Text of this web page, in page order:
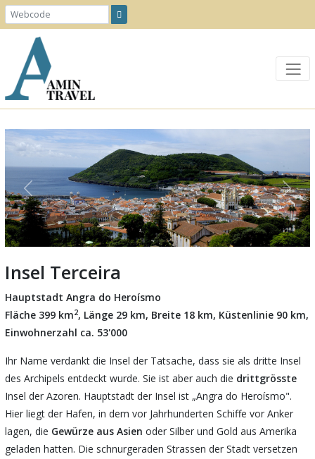
Previous Next
Insel Terceira
Hauptstadt Angra do Heroísmo
Fläche 399 km2, Länge 29 km, Breite 18 km, Küstenlinie 90 km,
Einwohnerzahl ca. 53'000
Ihr Name verdankt die Insel der Tatsache, dass sie als dritte Insel
des Archipels entdeckt wurde. Sie ist aber auch die drittgrösste
Insel der Azoren. Hauptstadt der Insel ist „Angra do Heroísmo".
Hier liegt der Hafen, in dem vor Jahrhunderten Schiffe vor Anker
lagen, die Gewürze aus Asien oder Silber und Gold aus Amerika
geladen hatten. Die schnurgeraden Strassen der Stadt versetzen